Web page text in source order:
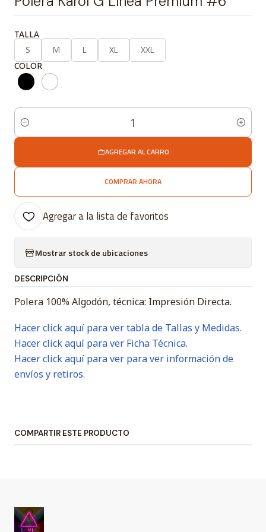
TALLA
S M L XL XXL
COLOR
Cantidad
AGREGAR AL CARRO
COMPRAR AHORA
Agregar a la lista de favoritos
Mostrar stock de ubicaciones
DESCRIPCIÓN
Polera 100% Algodón, técnica: Impresión Directa.
Hacer click aquí para ver tabla de Tallas y Medidas.
Hacer click aquí para ver Ficha Técnica.
Hacer click aquí para ver para ver información de
envíos y retiros.
COMPARTIR ESTE PRODUCTO